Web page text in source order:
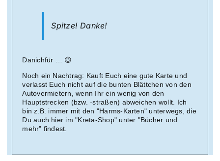
Spitze! Danke!
Danichfür … 😉
Noch ein Nachtrag: Kauft Euch eine gute Karte und
verlasst Euch nicht auf die bunten Blättchen von den
Autovermietern, wenn Ihr ein wenig von den
Hauptstrecken (bzw. -straßen) abweichen wollt. Ich
bin z.B. immer mit den "Harms-Karten" unterwegs, die
Du auch hier im "Kreta-Shop" unter "Bücher und
mehr" findest.